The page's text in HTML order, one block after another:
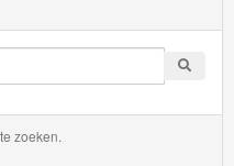
zoeken.